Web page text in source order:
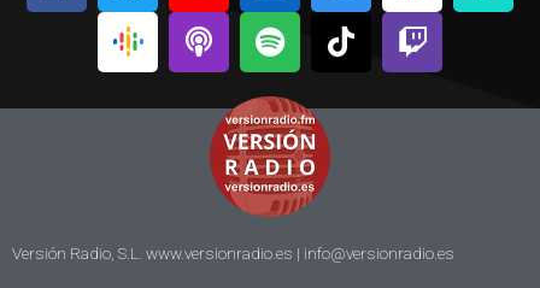
Versión Radio, S.L. www.versionradio.es | info@versionradio.es